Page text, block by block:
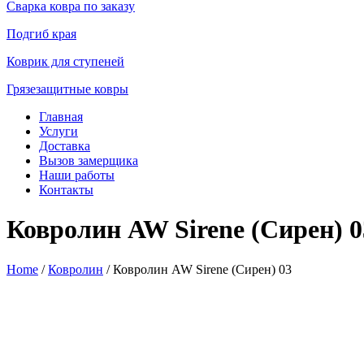
Сварка ковра по заказу
Подгиб края
Коврик для ступеней
Грязезащитные ковры
Главная
Услуги
Доставка
Вызов замерщика
Наши работы
Контакты
Ковролин AW Sirene (Сирен)
Home /Ковролин / Ковролин AW Sirene (Сирен) 03